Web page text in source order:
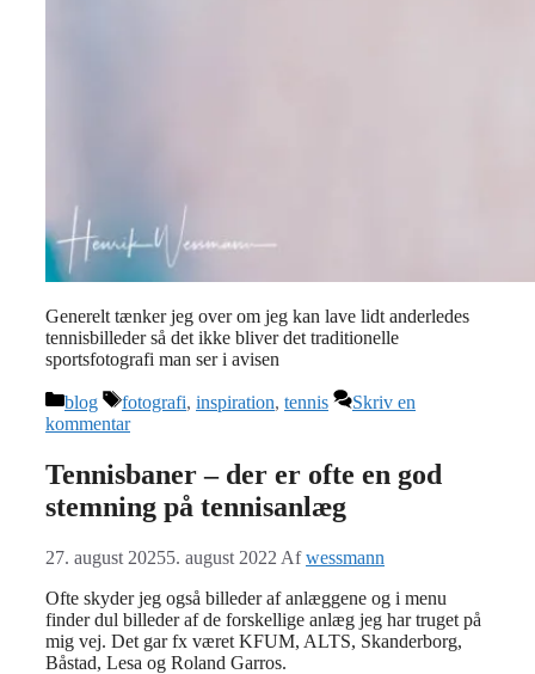
Generelt tænker jeg over om jeg kan lave lidt anderledes
tennisbilleder så det ikke bliver det traditionelle
sportsfotografi man ser i avisen
Kategorier
blog Tags
fotografi, inspiration, tennis
Skriv en
kommentar
Tennisbaner – der er ofte en god
stemning på tennisanlæg
27. august 20255. august 2022 Afwessmann
Ofte skyder jeg også billeder af anlæggene og i menu
finder dul billeder af de forskellige anlæg jeg har truget på
mig vej. Det gar fx været KFUM, ALTS, Skanderborg,
Båstad, Lesa og Roland Garros.